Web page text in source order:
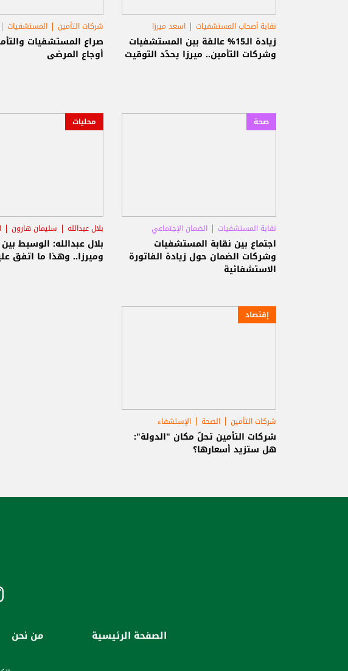
نقابة أصحاب المستشفيات اسعد ميرزا
زيادة الـ15% عالقة بين المستشفيات
وشركات التأمين.. ميرزا يحدّد التوقيت
شركات التأمين المستشفيات
صراع المستشفيات
أوجاع المرضى
صحة
نقابة المستشفيات
الضمان الإجتماعي
اسعد ميرزا
اجتماع بين نقابة المستشفيات
وشركات الضمان حول زيادة الفاتورة
الاستشفائية
محليات
بلال عبدالله سليمان هارون
بلال عبدالله: الوسيط
وميرزا.. وهذا ما اتفق
إقتصاد
شركات التأمين الصحة الإستشفاء
شركات التأمين تحلّ مكان "الدولة":
هل ستزيد أسعارها؟
الصفحة الرئيسية من نحن